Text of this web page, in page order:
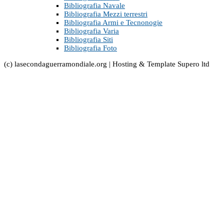
Bibliografia Navale
Bibliografia Mezzi terrestri
Bibliografia Armi e Tecnonogie
Bibliografia Varia
Bibliografia Siti
Bibliografia Foto
(c) lasecondaguerramondiale.org | Hosting & Template Supero ltd